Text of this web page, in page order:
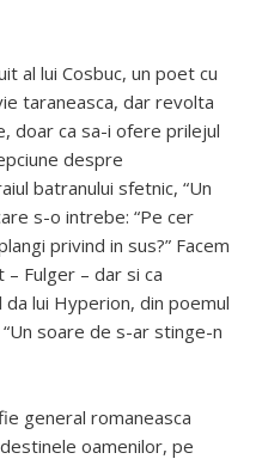
al lui Cosbuc, un poet cu
taraneasca, dar revolta
doar ca sa-i ofere prilejul
despre
batranului sfetnic, “Un
s-o intrebe: “Pe cer
privind in sus?” Facem
Fulger – dar si ca
lui Hyperion, din poemul
“Un soare de s-ar stinge-n
general romaneasca
oamenilor, pe